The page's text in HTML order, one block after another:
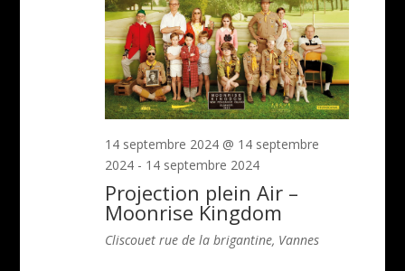
14 septembre 2024 @ 14 septembre
2024 - 14 septembre 2024
Projection plein Air –
Moonrise Kingdom
Cliscouetrue de la brigantine, Vannes